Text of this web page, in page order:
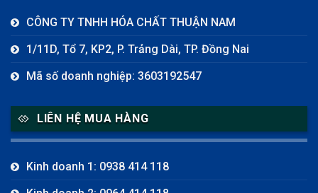
CÔNG TY TNHH HÓA CHẤT THUẬN NAM
1/11D, Tổ 7, KP2, P. Trảng Dài, TP. Đồng Nai
Mã số doanh nghiệp: 3603192547
LIÊN HỆ MUA HÀNG
Kinh doanh 1: 0938 414 118